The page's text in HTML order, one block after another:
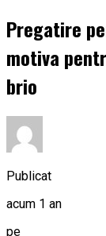
Pregatire
motiva
brio
Publicat
acum 1 an
pe